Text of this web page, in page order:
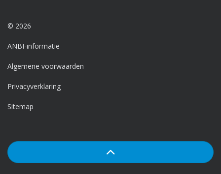
© 2026
ANBI-informatie
Algemene voorwaarden
Privacyverklaring
Sitemap